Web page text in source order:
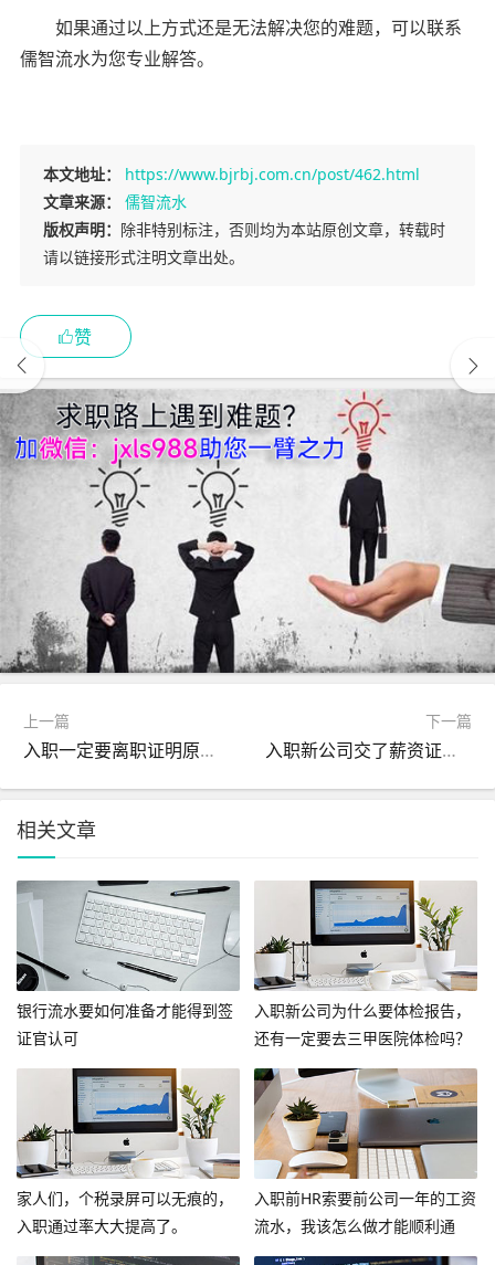
如果通过以上方式还是无法解决您的难题，可以联系
儒智流水为您专业解答。
本文地址：
https://www.bjrbj.com.cn/post/462.html
文章来源：
儒智流水
版权声明： 除非特别标注，否则均为本站原创文章，转载时
请以链接形式注明文章出处。
赞
上一篇
入职一定要离职证明原件吗复印件可以吗？
下一篇
入职新公司交了薪资证明后几天能定薪呢？
相关文章
银行流水要如何准备才能得到签
证官认可
入职新公司为什么要体检报告，
还有一定要去三甲医院体检吗？
家人们，个税录屏可以无痕的，
入职通过率大大提高了。
入职前HR索要前公司一年的工资
流水，我该怎么做才能顺利通
过？